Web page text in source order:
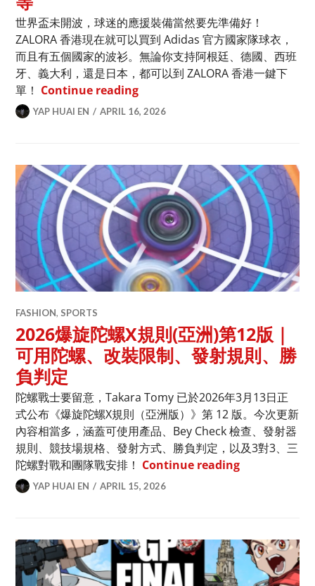
世界盃未開波，球迷的應援裝備當然要先準備好！
ZALORA 香港現在就可以買到 Adidas 官方國家隊球衣，
而且有五個國家的波衫。無論你支持阿根廷、德國、西班
牙、義大利，還是日本，都可以到 ZALORA 香港一鍵下
單！ Continue reading香港可購adidas FIFA 2026世界盃
YAP HUAI EN APRIL 16, 2026
FASHION, SPORTS
2026爆旋陀螺X規則(亞洲)第12版｜
可用陀螺、改裝限制、發射規則、勝
負判定
陀螺戰士要留意，Takara Tomy 已於2026年3月13日正
式公布《爆旋陀螺X規則（亞洲版）》第 12 版。今次更新
內容相當多，涵蓋可使用產品、Bey Check 檢查、發射器
規則、競技場規格、發射方式、勝負判定，以及3對3、三
陀螺對戰和團隊戰安排！ Continue reading2026爆旋陀螺
YAP HUAI EN APRIL 15, 2026